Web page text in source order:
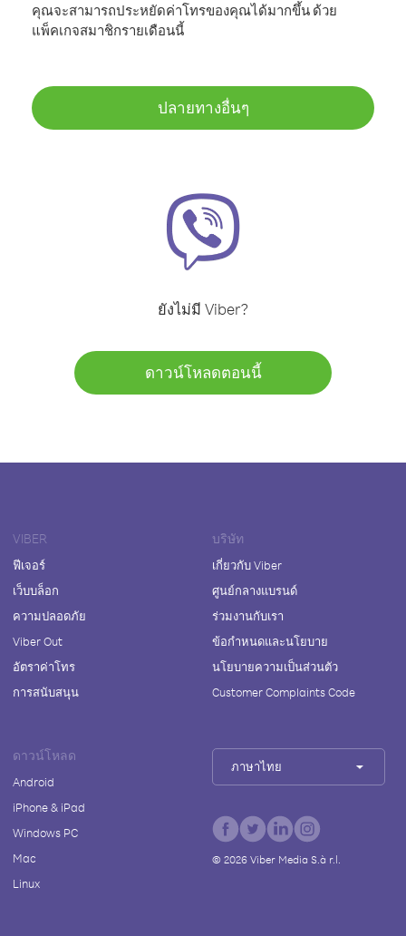
คุณจะสามารถประหยัดค่าโทรของคุณได้มากขึ้น ด้วย
แพ็คเกจสมาชิกรายเดือนนี้
ปลายทางอื่นๆ
ยังไม่มี Viber?
ดาวน์โหลดตอนนี้
VIBER
ฟีเจอร์
เว็บบล็อก
ความปลอดภัย
Viber Out
อัตราค่าโทร
การสนับสนุน
บริษัท
เกี่ยวกับ Viber
ศูนย์กลางแบรนด์
ร่วมงานกับเรา
ข้อกำหนดและนโยบาย
นโยบายความเป็นส่วนตัว
Customer Complaints Code
ดาวน์โหลด
Android
iPhone & iPad
Windows PC
Mac
Linux
ภาษาไทย
© 2026Viber Media S.à r.l.